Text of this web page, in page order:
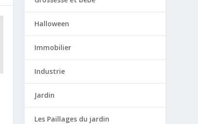
Halloween
Immobilier
Industrie
Jardin
Les Paillages du jardin